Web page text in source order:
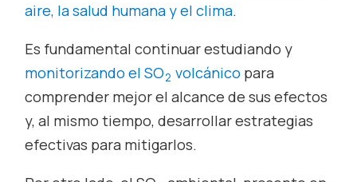
aire, la salud humana y el clima.
Es fundamental continuar estudiando y
monitorizando el SO2 volcánico para
comprender mejor el alcance de sus efectos
y, al mismo tiempo, desarrollar estrategias
efectivas para mitigarlos.